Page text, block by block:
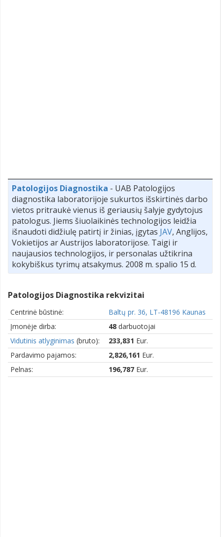
Patologijos Diagnostika - UAB Patologijos
diagnostika laboratorijoje sukurtos išskirtinės darbo
vietos pritraukė vienus iš geriausių šalyje gydytojus
patologus. Jiems šiuolaikinės technologijos leidžia
išnaudoti didžiulę patirtį ir žinias, įgytas JAV, Anglijos,
Vokietijos ar Austrijos laboratorijose. Taigi ir
naujausios technologijos, ir personalas užtikrina
kokybiškus tyrimų atsakymus. 2008 m. spalio 15 d.
Patologijos Diagnostika rekvizitai
Centrinė būstinė:
Baltų pr. 36, LT-48196 Kaunas
Įmonėje dirba:
48 darbuotojai
Vidutinis atlyginimas (bruto): 233,831 Eur.
Pardavimo pajamos:
2,826,161 Eur.
Pelnas:
196,787 Eur.